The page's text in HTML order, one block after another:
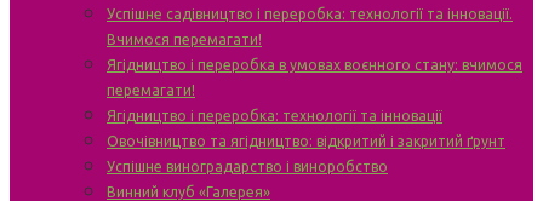
Успішне садівництво і переробка: технології та інновації.
Вчимося перемагати!
Ягідництво і переробка в умовах воєнного стану: вчимося
перемагати!
Ягідництво і переробка: технології та інновації
Овочівництво та ягідництво: відкритий і закритий ґрунт
Успішне виноградарство і виноробство
Винний клуб «Галерея»